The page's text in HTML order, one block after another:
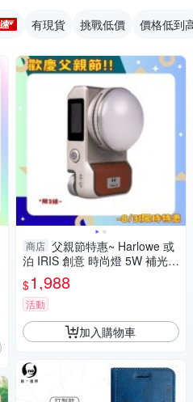
有現貨 挑戰低價 價格低到
商店 父親節特惠~ Harlowe 或
泊 IRIS 創意 時尚燈 5W 補光燈
標準套組 便攜 迷你 網美燈 (公
司貨)
$1,988
活動
加入購物車